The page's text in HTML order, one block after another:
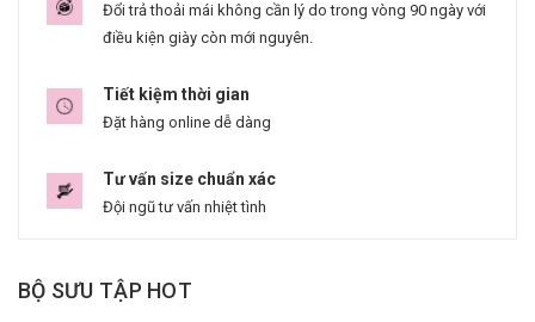
Đổi trả thoải mái không cần lý do trong vòng 90 ngày với
điều kiện giày còn mới nguyên.
Tiết kiệm thời gian
Đặt hàng online dễ dàng
Tư vấn size chuẩn xác
Đội ngũ tư vấn nhiệt tình
BỘ SƯU TẬP HOT